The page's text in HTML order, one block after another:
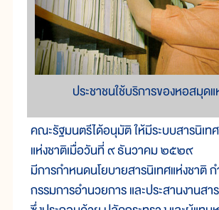
ประชาชนใช้บริการของหอสมุด
คณะรัฐมนตรีได้อนุมัติ ให้มีระบบสารนิเท
แห่งชาติเมื่อวันที่ ๙ ธันวาคม ๒๕๒๙
มีการกำหนดนโยบายสารนิเทศแห่งชาติ
กรรมการอำนวยการ และประสานงานสา